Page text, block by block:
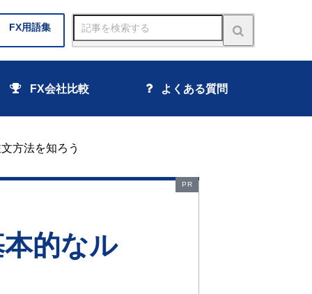
FX用語集
FX会社比較 よくある質問
方法を知ろう
的なル
PR